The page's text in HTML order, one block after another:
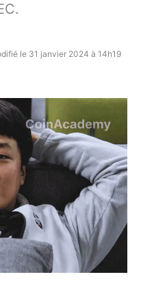
le 31 janvier 2024 à 14h19